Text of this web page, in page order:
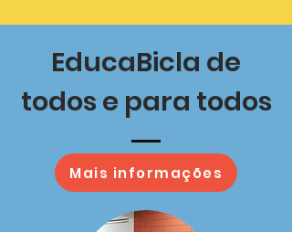
EducaBicla de
todos e para todos
Mais informações